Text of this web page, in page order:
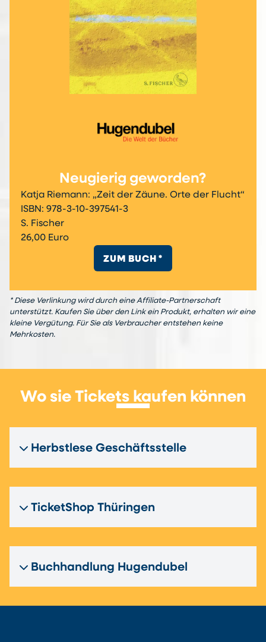
Neugierig geworden?
Katja Riemann: „Zeit der Zäune. Orte der Flucht“
ISBN: 978-3-10-397541-3
S. Fischer
26,00 Euro
ZUM BUCH *
* Diese Verlinkung wird durch eine Affiliate-Partnerschaft
unterstützt. Kaufen Sie über den Link ein Produkt, erhalten wir eine
kleine Vergütung. Für Sie als Verbraucher entstehen keine
Mehrkosten.
Wo sie Tickets kaufen können
Herbstlese Geschäftsstelle
TicketShop Thüringen
Buchhandlung Hugendubel